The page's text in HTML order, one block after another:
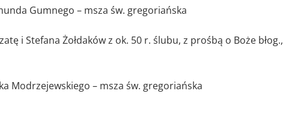
Gumnego – msza św. gregoriańska
i Stefana Żołdaków z ok. 50 r. ślubu, z prośbą o Boże
Modrzejewskiego – msza św. gregoriańska